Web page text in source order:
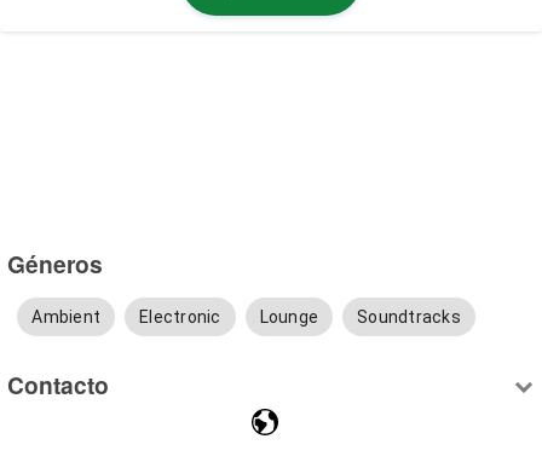
Géneros
Ambient Electronic Lounge Soundtracks
Contacto